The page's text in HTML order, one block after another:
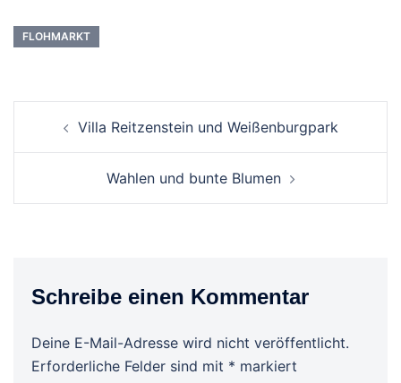
FLOHMARKT
NavigationVilla Reitzenstein und Weißenburgpark
Wahlen und bunte Blumen
Schreibe einen Kommentar
Deine E-Mail-Adresse wird nicht veröffentlicht.
Erforderliche Felder sind mit * markiert